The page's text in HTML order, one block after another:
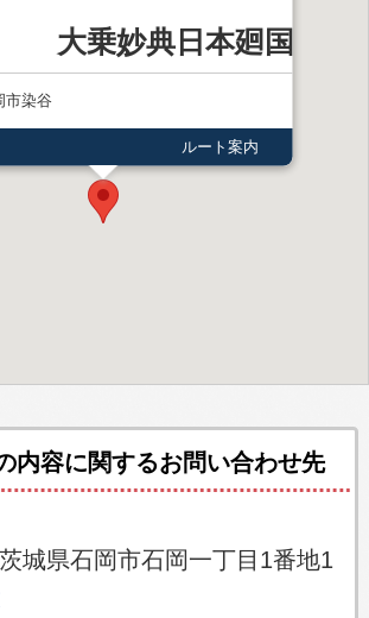
大乗妙典日本廻国供養
市染谷
ルート案内
内容に関するお問い合わせ先
城県石岡市石岡一丁目1番地1